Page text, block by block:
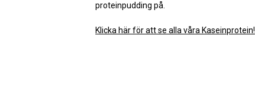
proteinpudding på.
Klicka här för att se alla våra Kaseinprotein!